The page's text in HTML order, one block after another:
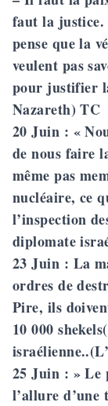
faut la
pense que la
veulent pas
pour justifier
Nazareth) TC
20 Juin : «
de nous faire
même pas
nucléaire, ce
l’inspection
diplomate
23 Juin : La
ordres de
Pire, ils
10 000
25 Juin : » Le
l’allure d’une